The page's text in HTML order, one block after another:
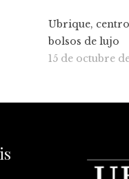
Ubrique,
bolsos de lujo
15 de octubre